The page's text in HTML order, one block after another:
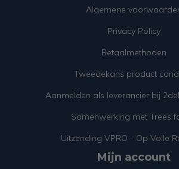
Algemene
Privacy Policy
Betaalmethoden
Tweedekans product
Aanmelden als leverancier bij
Samenwerking met Trees
Uitzending VPRO - Op Volle
Mijn account